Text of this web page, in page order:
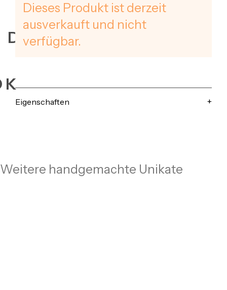
DATES
Dieses Produkt ist derzeit
ausverkauft und nicht
verfügbar.
Eigenschaften
Weitere handgemachte Unikate